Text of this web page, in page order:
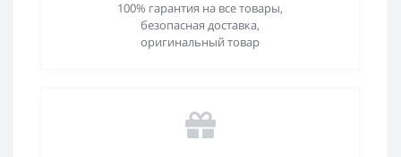
100% гарантия на все товары,
безопасная доставка,
оригинальный товар